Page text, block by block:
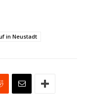
in Neustadt